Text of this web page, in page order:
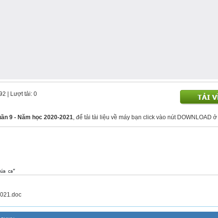
| Lượt tải: 0
9 - Năm học 2020-2021, để tải tài liệu về máy bạn click vào nút DOWNLOAD